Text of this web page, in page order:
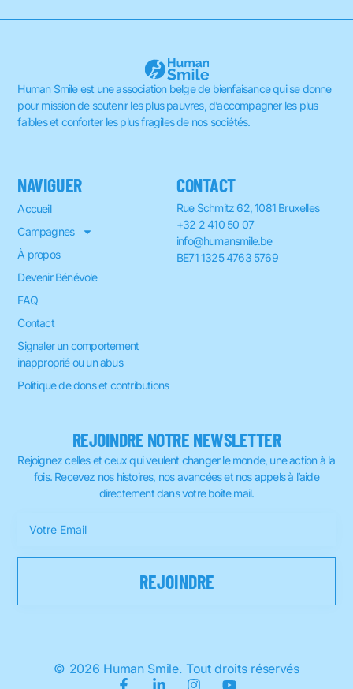
Human Smile est une association belge de bienfaisance qui se donne
pour mission de soutenir les plus pauvres, d’accompagner les plus
faibles et conforter les plus fragiles de nos sociétés.
NAVIGUER
Accueil
Campagnes
À propos
Devenir Bénévole
FAQ
Contact
Signaler un comportement
inapproprié ou un abus
Politique de dons et contributions
CONTACT
Rue Schmitz 62, 1081 Bruxelles
+32 2 410 50 07
info@humansmile.be
BE71 1325 4763 5769
REJOINDRE NOTRE NEWSLETTER
Rejoignez celles et ceux qui veulent changer le monde, une action à la
fois. Recevez nos histoires, nos avancées et nos appels à l’aide
directement dans votre boîte mail.
© 2026 Human Smile. Tout droits réservés